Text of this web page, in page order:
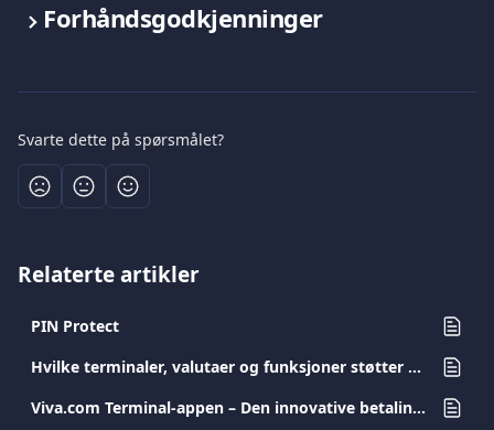
Forhåndsgodkjenninger
Svarte dette på spørsmålet?
Relaterte artikler
PIN Protect
Hvilke terminaler, valutaer og funksjoner støtter Dynamic Currency Conversion (DCC)
Viva.com Terminal-appen – Den innovative betalingsløsningen for enhver bedrift